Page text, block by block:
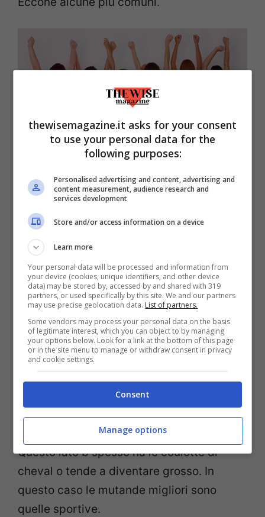
Dimmi che sedere hai e ti dirò che slip indossare
(thewisemagazine.it)
Uno di questi è ilsedere quadrato, quello
che molte percepiscono come “piatto”.
Questo tipo di gluteo sta bene con le
coulotte o a brasiliana, che arrotondano la
linea.Il sedere a V (o cuore)è quello che si
stringe man mano si scende verso le
gambe. La parte bassa risulta infatti più
vuota e questa forma predilige gli slip
classici.Il sedere ad Aè il contrario,
ovvero con la parte bassa più piena.
Questo lato b spesso ha le coulotte di
cheval o tende a diventare grosso. In
questo caso le mutande migliori sono
quelle sportive.
thewisemagazine.it asks for your consent
to use your personal data for the
following purposes:
Personalised advertising and content, advertising and
content measurement, audience research and
services development
Store and/or access information on a device
Learn more
Your personal data will be processed and information from
your device (cookies, unique identifiers, and other device
data) may be stored by, accessed by and shared with 319
partners, or used specifically by this site. We and our partners
may use precise geolocation data. List of partners.
Some vendors may process your personal data on the basis
of legitimate interest, which you can object to by managing
your options below. Look for a link at the bottom of this page
or in the site menu to manage or withdraw consent in privacy
and cookie settings.
Consent
Manage options